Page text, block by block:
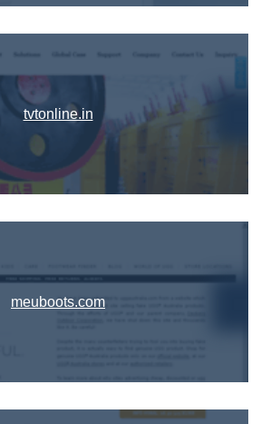
tvtonline.in
meuboots.com